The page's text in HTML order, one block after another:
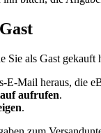
Sie als Gast
E-Mail heraus, die
aufrufen.
.